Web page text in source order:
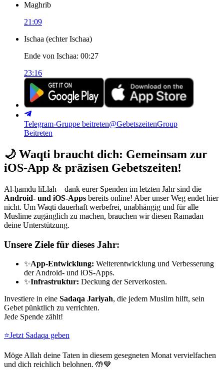
Maghrib
21:09
Ischaa (echter Ischaa)
Ende von Ischaa: 00:27
23:16
Telegram-Gruppe beitreten@GebetszeitenGroup
Beitreten
🌙 Waqti braucht dich: Gemeinsam zur
iOS-App & präzisen Gebetszeiten!
Al-ḥamdu liLlāh – dank eurer Spenden im letzten Jahr sind die
Android- und iOS-Apps bereits online! Aber unser Weg endet hier
nicht. Um Waqti dauerhaft werbefrei, unabhängig und für alle
Muslime zugänglich zu machen, brauchen wir diesen Ramadan
deine Unterstützung.
Unsere Ziele für dieses Jahr:
✨App-Entwicklung: Weiterentwicklung und Verbesserung
der Android- und iOS-Apps.
✨Infrastruktur: Deckung der Serverkosten.
Investiere in eine Sadaqa Jariyah, die jedem Muslim hilft, sein
Gebet pünktlich zu verrichten.
Jede Spende zählt!
⭐Jetzt Sadaqa geben
Möge Allah deine Taten in diesem gesegneten Monat vervielfachen
und dich reichlich belohnen. 🤲💙